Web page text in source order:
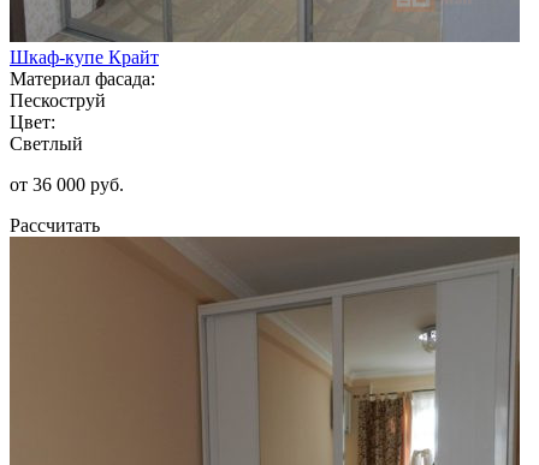
Шкаф-купе Крайт
Материал фасада:
Пескоструй
Цвет:
Светлый
от 36 000 руб.
Рассчитать